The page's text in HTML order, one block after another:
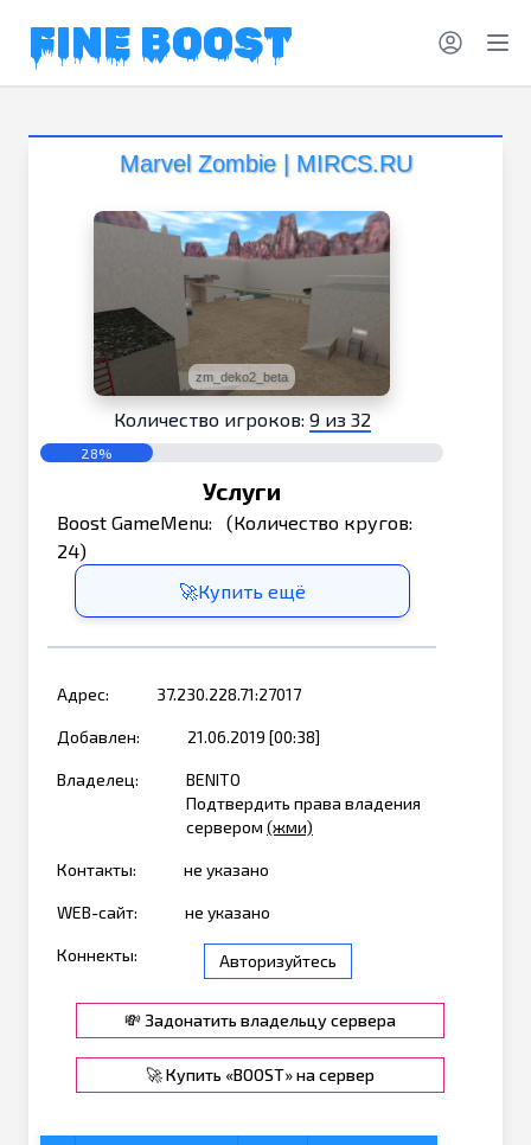
FINE BOOST
Marvel Zombie | MIRCS.RU
zm_deko2_beta
Количество игроков: 9 из 32
28%
Услуги
Boost GameMenu: (Количество кругов:
24)
🚀Купить ещё
Адрес: 37.230.228.71:27017
Добавлен: 21.06.2019 [00:38]
Владелец:
BENITO
Подтвердить права владения
сервером (жми)
Контакты: не указано
WEB-сайт: не указано
Коннекты: Авторизуйтесь
💸 Задонатить владельцу сервера
🚀 Купить «BOOST» на сервер